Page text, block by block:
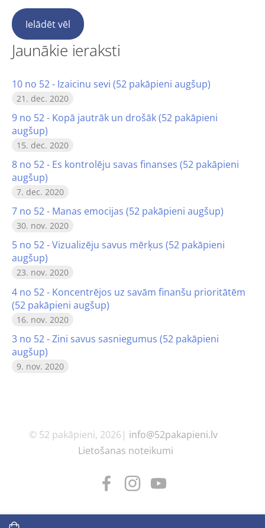
Jaunākie ieraksti
10 no 52 - Izaicinu sevi (52 pakāpieni augšup)
21. dec. 2020
9 no 52 - Kopā jautrāk un drošāk (52 pakāpieni
augšup)
15. dec. 2020
8 no 52 - Es kontrolēju savas finanses (52 pakāpieni
augšup)
7. dec. 2020
7 no 52 - Manas emocijas (52 pakāpieni augšup)
30. nov. 2020
5 no 52 - Vizualizēju savus mērķus (52 pakāpieni
augšup)
23. nov. 2020
4 no 52 - Koncentrējos uz savām finanšu prioritātēm
(52 pakāpieni augšup)
16. nov. 2020
3 no 52 - Zini savus sasniegumus (52 pakāpieni
augšup)
9. nov. 2020
Ielādēt vēl
© 52 pakāpieni, 2026| info@52pakapieni.lv
Lietošanas noteikumi